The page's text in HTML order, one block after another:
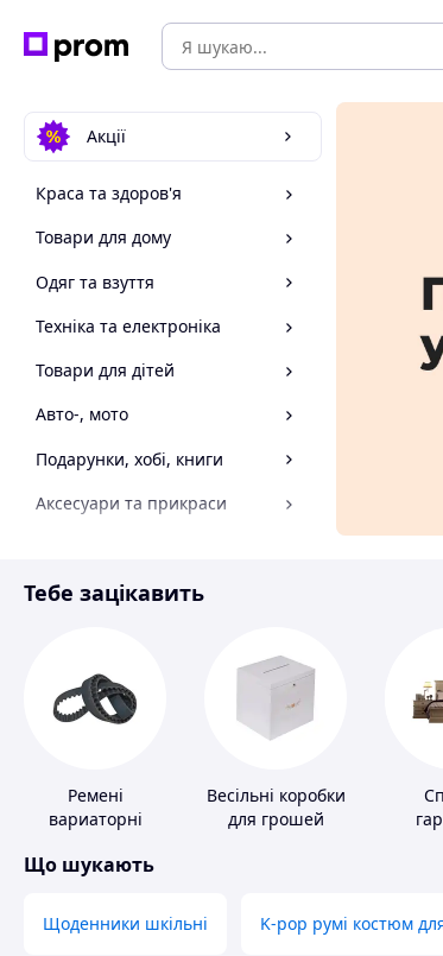
Акції
Краса та здоров'я
Товари для дому
Одяг та взуття
Техніка та електроніка
Товари для дітей
Авто-, мото
Подарунки, хобі, книги
Аксесуари та прикраси
Спорт і відпочинок
Тебе зацікавить
Ремені
вариаторні
Весільні коробки
для грошей
Що шукають
Щоденники шкільні K-pop румі костюм